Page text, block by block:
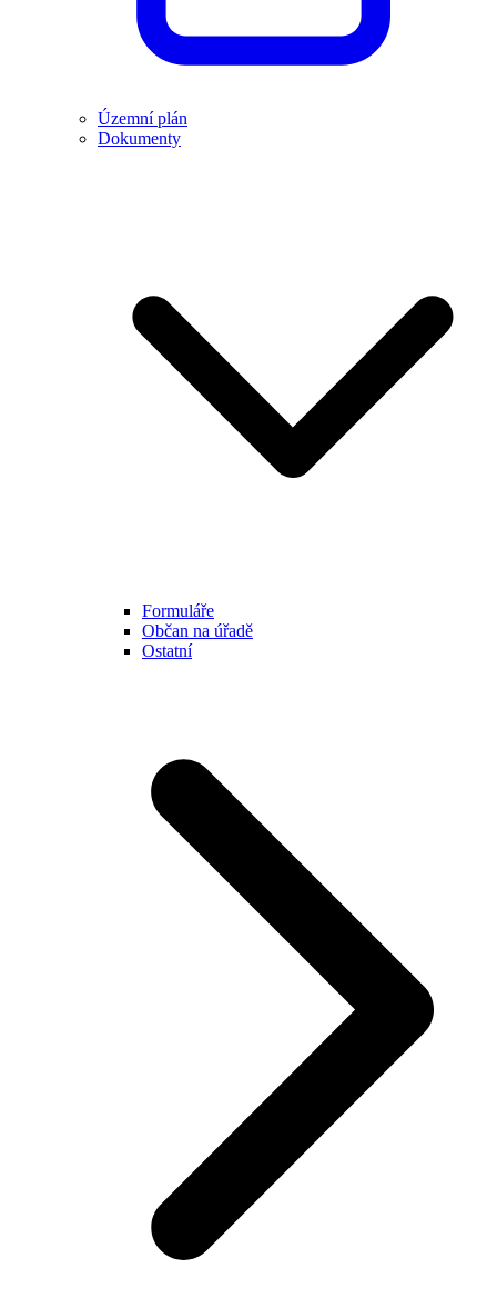
Územní plán
Dokumenty
Formuláře
Občan na úřadě
Ostatní